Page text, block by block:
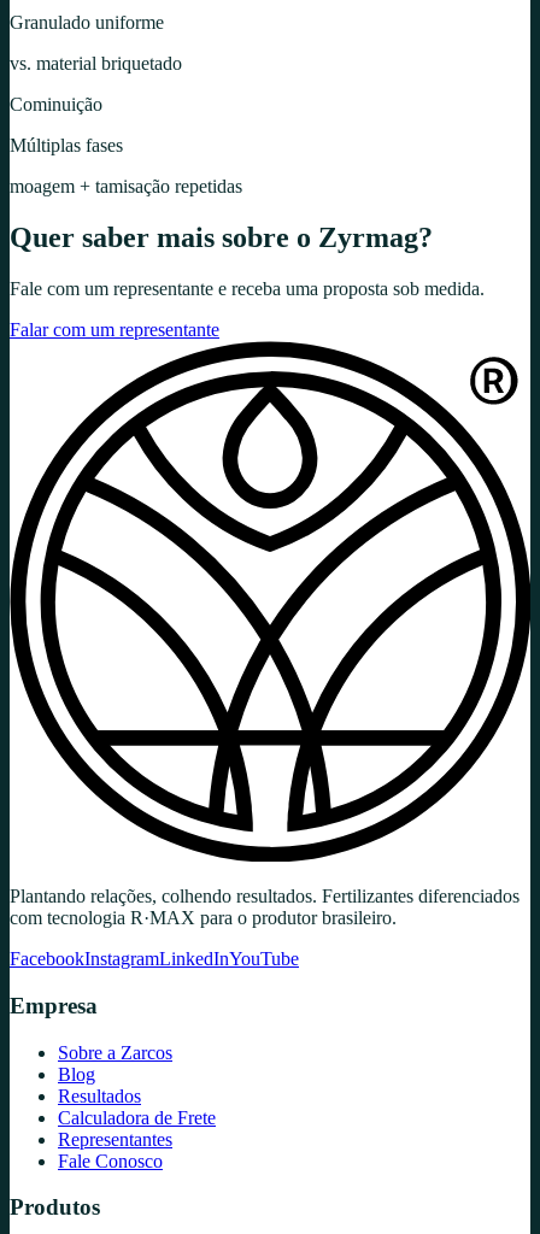
Granulado uniforme
vs. material briquetado
Cominuição
Múltiplas fases
moagem + tamisação repetidas
Quer saber mais sobre o Zyrmag?
Fale com um representante e receba uma proposta sob medida.
Falar com um representante
Plantando relações, colhendo resultados. Fertilizantes diferenciados
com tecnologia R·MAX para o produtor brasileiro.
FacebookInstagramLinkedInYouTube
Empresa
Sobre a Zarcos
Blog
Resultados
Calculadora de Frete
Representantes
Fale Conosco
Produtos